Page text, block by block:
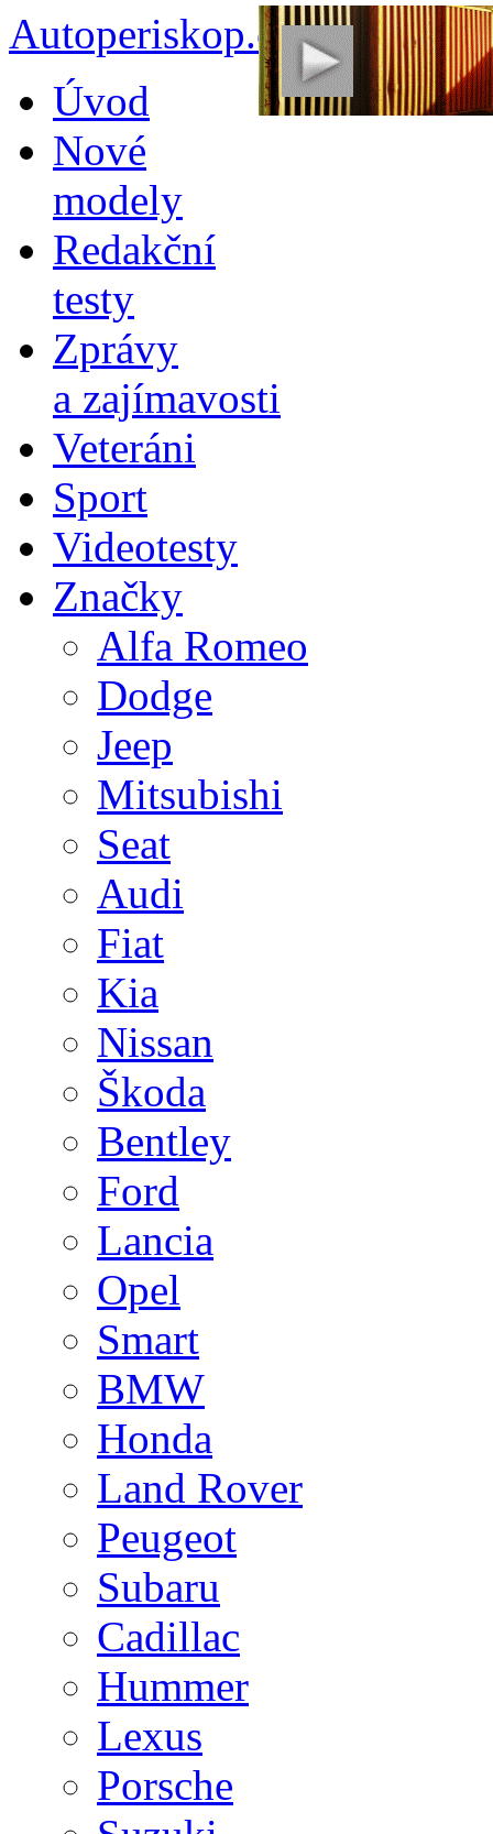
Autoperiskop.cz –
obsahu
webu
Úvod
Nové
modely
Redakční
testy
Zprávy
a zajímavosti
Veteráni
Sport
Videotesty
Značky
Alfa Romeo
Dodge
Jeep
Mitsubishi
Seat
Audi
Fiat
Kia
Nissan
Škoda
Bentley
Ford
Lancia
Opel
Smart
BMW
Honda
Land Rover
Peugeot
Subaru
Cadillac
Hummer
Lexus
Porsche